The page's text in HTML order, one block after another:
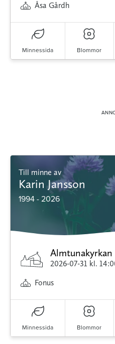
Åsa Gårdh
Minnessida Blommor
Till minne av
Karin Jansson
1994 - 2026
Almtunakyrkan
2026-07-31 kl.
Fonus
Minnessida Blommor